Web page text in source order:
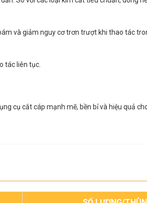
và giảm nguy cơ trơn trượt khi thao tác
tác liên tục.
cụ cắt cáp mạnh mẽ, bền bỉ và hiệu quả